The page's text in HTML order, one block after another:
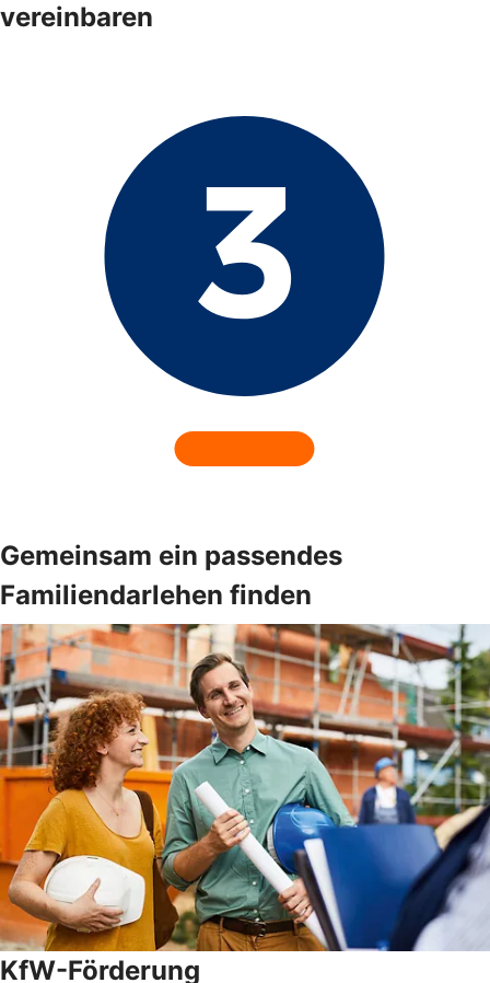
vereinbaren
Gemeinsam ein passendes
Familiendarlehen finden
KfW-Förderung